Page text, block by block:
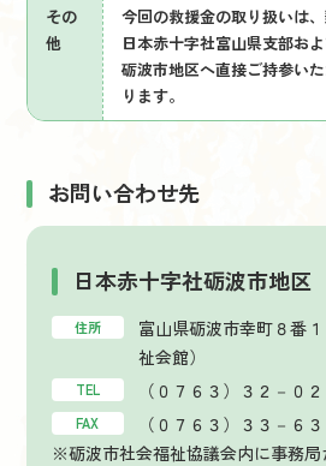
その
他
今回の救援金の取り扱いは
日本赤十字社富山県支部お
砺波市地区へ直接ご持参い
ります。
お問い合わせ先
日本赤十字社砺波市地区
住所
富山県砺波市幸町８番
祉会館）
TEL （０７６３）３２－０
FAX
（０７６３）３３－６
※砺波市社会福祉協議会内に事務局